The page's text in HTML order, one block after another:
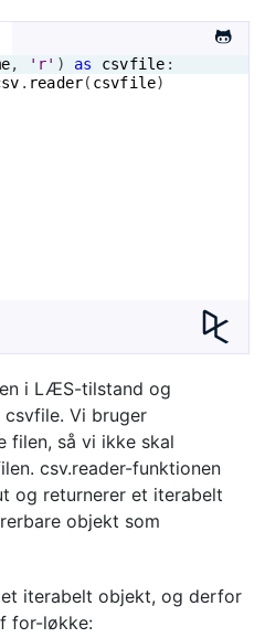
, 'r' ) as csvfile :
. reader( csvfile)
i LÆS-tilstand og
Vi bruger
filen, så vi ikke skal
csv.reader-funktionen
og returnerer et iterabelt
objekt som
iterabelt objekt, og derfor
for-løkke: